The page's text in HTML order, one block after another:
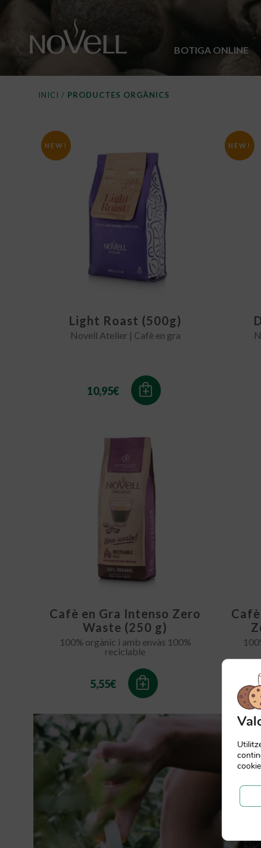
BOTIGA ONLINE
INICI / PRODUCTES ORGÀNICS
10,95€
NEW!
Light Roast (500g)
Novell Atelier | Cafè en gra
NEW!
5,55€
Cafè en Gra Intenso Zero
Waste (250 g)
100% orgànic i amb envàs 100%
reciclable